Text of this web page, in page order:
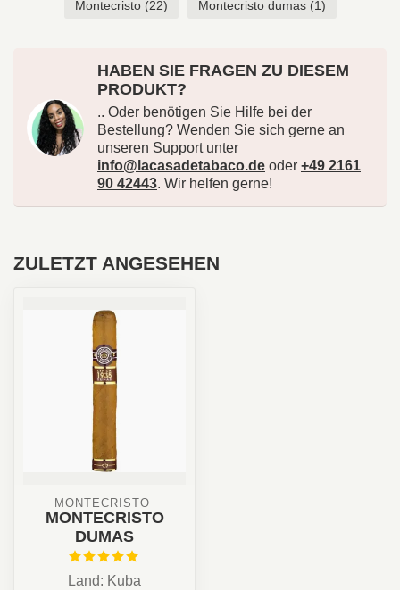
Montecristo (22) Montecristo dumas (1)
HABEN SIE FRAGEN ZU DIESEM
PRODUKT?
.. Oder benötigen Sie Hilfe bei der
Bestellung? Wenden Sie sich gerne an
unseren Support unter
info@lacasadetabaco.de oder +49 2161
90 42443. Wir helfen gerne!
ZULETZT ANGESEHEN
MONTECRISTO
MONTECRISTO
DUMAS
Land: Kuba